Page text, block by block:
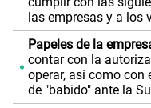
las empresas y a los
Papeles de la
contar con la
operar, así como con
de "babido" ante la